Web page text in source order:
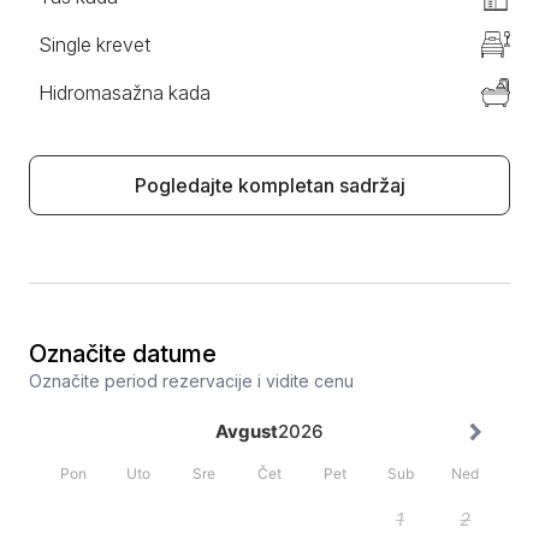
Single krevet
Hidromasažna kada
Pogledajte kompletan sadržaj
Označite datume
Označite period rezervacije i vidite cenu